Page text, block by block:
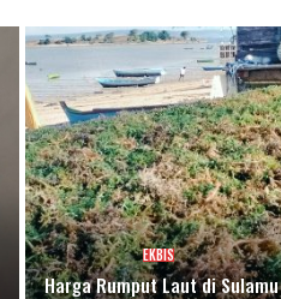
EKBIS
Harga Rumput Laut di Sulamu